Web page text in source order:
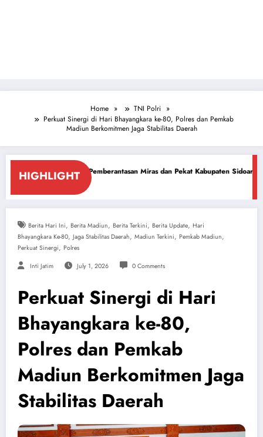
Home
TNI Polri
Perkuat Sinergi di Hari Bhayangkara ke-80, Polres dan Pemkab
Madiun Berkomitmen Jaga Stabilitas Daerah
HIGHLIGHT
Pemberantasan Miras dan Pekat Kabupaten Sidoarjo Sidoarjo Darurat
Berita Hari Ini, Berita Madiun, Berita Terkini, Berita Update, Hari
Bhayangkara Ke-80, Jaga Stabilitas Daerah, Madiun Terkini, Pemkab Madiun,
Perkuat Sinergi, Polres
Inti Jatim July 1, 2026 0 Comments
Perkuat Sinergi di Hari
Bhayangkara ke-80,
Polres dan Pemkab
Madiun Berkomitmen Jaga
Stabilitas Daerah